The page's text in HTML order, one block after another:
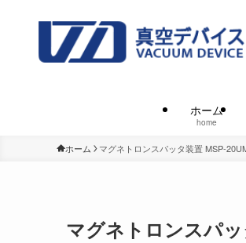
ホーム
home
ホーム マグネトロンスパッタ装置 MSP-
マグネトロンスパ